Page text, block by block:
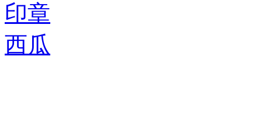
印章
西瓜